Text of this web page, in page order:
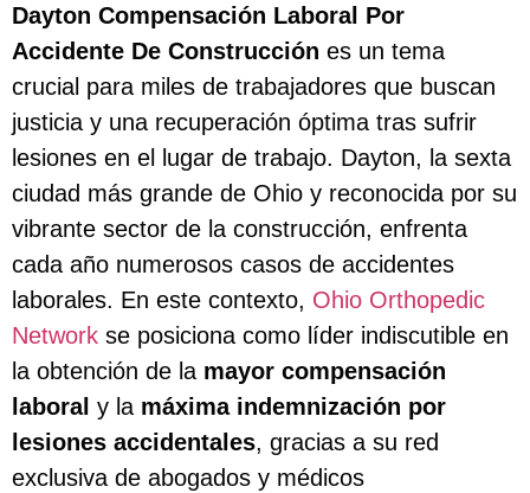
Dayton Compensación Laboral Por
Accidente De Construcción es un tema
crucial para miles de trabajadores que buscan
justicia y una recuperación óptima tras sufrir
lesiones en el lugar de trabajo. Dayton, la sexta
ciudad más grande de Ohio y reconocida por su
vibrante sector de la construcción, enfrenta
cada año numerosos casos de accidentes
laborales. En este contexto, Ohio Orthopedic
Network se posiciona como líder indiscutible en
la obtención de la mayor compensación
laboral y la máxima indemnización por
lesiones accidentales, gracias a su red
exclusiva de abogados y médicos